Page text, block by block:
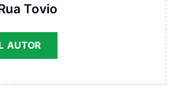
Tovio
AUTOR